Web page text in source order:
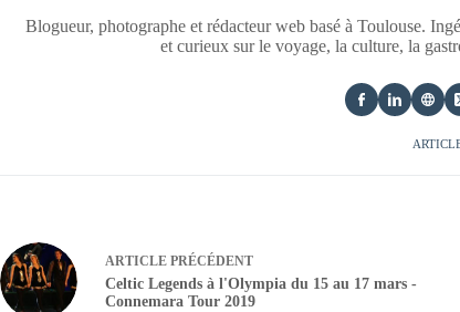
Blogueur, photographe et rédacteur web basé à Toulouse.
et curieux sur le voyage, la culture, la
ARTICLE PRÉCÉDENT
Celtic Legends à l'Olympia du 15 au 17 mars -
Connemara Tour 2019